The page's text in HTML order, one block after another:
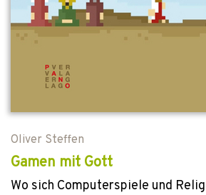
Oliver Steffen
Gamen mit Gott
Wo sich Computerspiele und